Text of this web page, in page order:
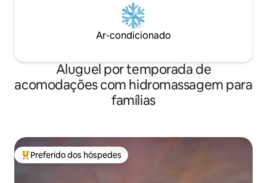
Ar-condicionado
Aluguel por temporada de
acomodações com hidromassagem para
famílias
Entre os melhores preferidos dos hóspedes
Preferido dos hóspedes